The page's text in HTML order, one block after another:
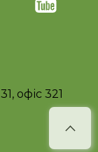
офіс 321